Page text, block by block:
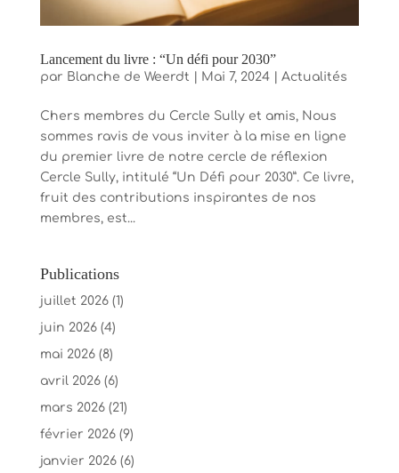
Lancement du livre : “Un défi pour 2030”
par Blanche de Weerdt Mai 7, 2024| Actualités
Chers membres du Cercle Sully et amis, Nous
sommes ravis de vous inviter à la mise en ligne
du premier livre de notre cercle de réflexion
Cercle Sully, intitulé “Un Défi pour 2030”. Ce livre,
fruit des contributions inspirantes de nos
membres, est...
Publications
juillet 2026(1)
juin 2026(4)
mai 2026(8)
avril 2026(6)
mars 2026(21)
février 2026(9)
janvier 2026(6)